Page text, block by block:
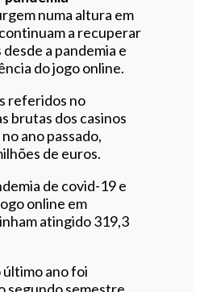
numa altura em
a recuperar
a pandemia e
do jogo online.
referidos no
brutas dos casinos
ano passado,
de euros.
de covid-19 e
online em
atingido 319,3
ano foi